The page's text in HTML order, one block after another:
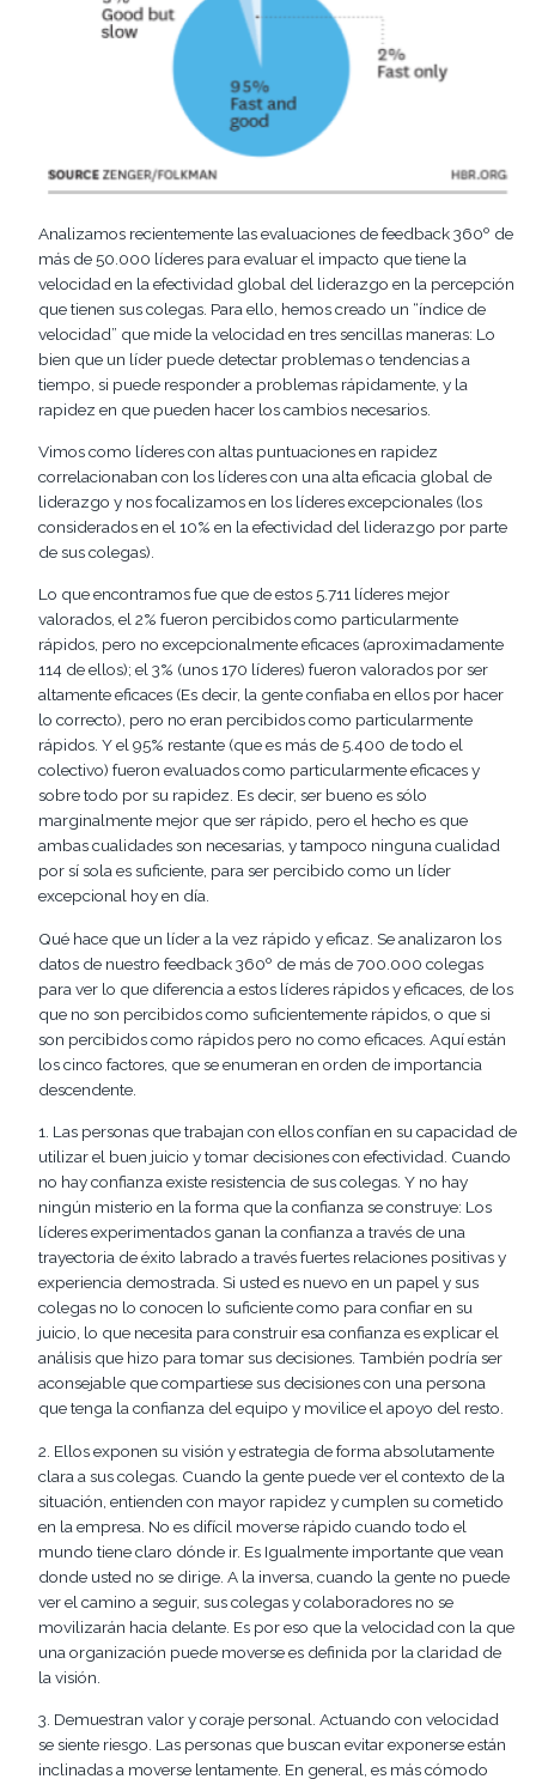
Analizamos recientemente las evaluaciones defeedback360º de
más de 50.000 líderes para evaluar el impacto que tiene la
velocidad en la efectividad global del liderazgo en la percepción
que tienen sus colegas. Para ello, hemos creado un “índice de
velocidad” que mide la velocidad en tres sencillas maneras: Lo
bien que un líder puede detectar problemas o tendencias a
tiempo, si puede responder a problemas rápidamente, y la
rapidez en que pueden hacer los cambios necesarios.
Vimos como líderes con altas puntuaciones en rapidez
correlacionaban con los líderes con una alta eficacia global de
liderazgo y nos focalizamosen los líderesexcepcionales (los
considerados en el 10% en la efectividad del liderazgo por parte
de sus colegas).
Lo que encontramos fue que de estos 5.711 líderes mejor
valorados, el 2% fueron percibidoscomo particularmente
rápidos, pero no excepcionalmente eficaces (aproximadamente
114 de ellos); el3% (unos 170 líderes) fueron valorados porser
altamente eficaces (Es decir, la gente confiaba en ellos por hacer
lo correcto), pero no eran percibidos como particularmente
rápidos. Yel95% restante (que es más de 5.400 detodo el
colectivo) fueron evaluados como particularmente eficacesy
sobre todo por su rapidez. Es decir, ser bueno es sólo
marginalmente mejor que ser rápido, pero el hecho es que
ambascualidades son necesarias, y tampoco ninguna cualidad
por sí sola es suficiente, para ser percibido como un líder
excepcional hoy en día.
Qué hace que un líder a la vez rápido yeficaz. Seanalizaron los
datos de nuestro feedback360º de más de700.000 colegas
para ver lo que diferencia a estos líderes rápidos y eficaces, de los
que no son percibidos como suficientemente rápidos , o quesi
son percibidos como rápidos pero no como eficaces . Aquí están
los cinco factores, que se enumeran en orden de importancia
descendente.
1. Las personas que trabajan con ellos confían en su capacidad de
utilizar el buen juicio ytomar decisionescon efectividad . Cuando
no hayconfianza existe resistencia de sus colegas . Y no hay
ningún misterio en la forma que la confianza se construye: Los
líderes experimentados ganan la confianza a través de una
trayectoria deéxito labrado a travésfuertes relaciones positivas y
experiencia demostrada. Si usted es nuevo en un papel y sus
colegas no lo conocen lo suficiente como para confiar en su
juicio, lo que necesita para construir esa confianza es explicarel
análisis que hizo para tomar sus decisiones. También podría ser
aconsejable que compartiesesus decisionescon una persona
que tenga la confianza del equipo y movilice el apoyo del resto
2. Ellos exponen su visión y estrategia de forma absolutamente
clara a sus colegas . Cuando la gente puede verel contexto de la
situación entienden con mayor rapidez y cumplen su cometido
en la empresa. No es difícil moverse rápido cuando todo el
mundo tiene claro dónde ir. Es Igualmente importante que vean
donde usted no se dirige . A la inversa, cuando la gente no puede
ver el camino a seguir, sus colegas y colaboradores no se
movilizarán hacia delante. Es por eso que la velocidad con la que
una organización puede moverse es definida por la claridad de
la visión.
3. Demuestran valory coraje personal . Actuando con velocidad
se siente riesgo . Las personas que buscan evitarexponerse están
inclinadasa moverse lentamente. En general, es máscómodo